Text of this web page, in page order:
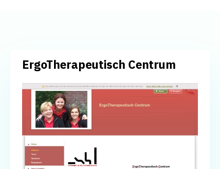
ErgoTherapeutisch Centrum